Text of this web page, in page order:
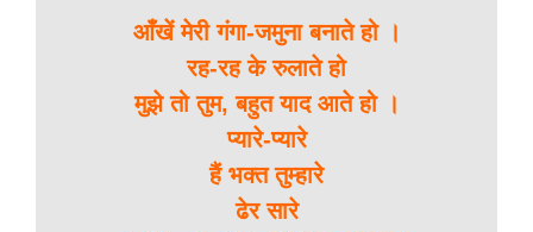
आँखें मेरी गंगा-जमुना बनाते हो ।
रह-रह के रुलाते हो
मुझे तो तुम, बहुत याद आते हो ।
प्यारे-प्यारे
हैं भक्त तुम्हारे
ढेर सारे